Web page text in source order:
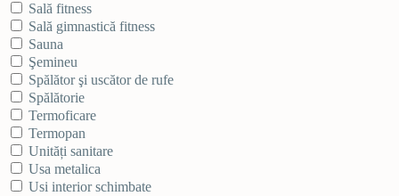
Sală fitness
Sală gimnastică fitness
Sauna
Şemineu
Spălător şi uscător de rufe
Spălătorie
Termoficare
Termopan
Unități sanitare
Usa metalica
Usi interior schimbate